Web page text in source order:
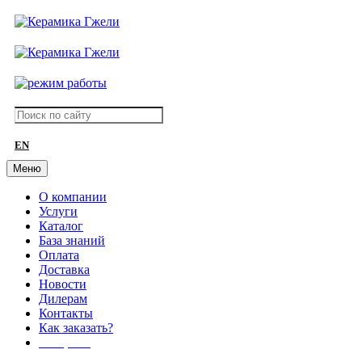
EN
Меню
О компании
Услуги
Каталог
База знаний
Оплата
Доставка
Новости
Дилерам
Контакты
Как заказать?